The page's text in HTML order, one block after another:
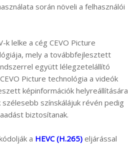
során növeli a felhasználói
k lelke a cég CEVO Picture
mely a továbbfejlesztett
együtt lélegzetelállító
Picture technológia a videók
képinformációk helyreállítására
színskálájuk révén pedig
biztosítanak.
a HEVC (H.265) eljárással